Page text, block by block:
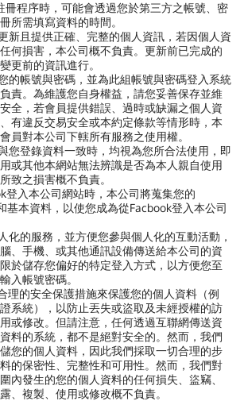
冊程序時，可能會透過您於第三方之帳號、密
所需填寫資料的時間。
新且提供正確、完整的個人資訊，若因個人資
何損害，本公司概不負責。更新前已完成的
更前的資訊進行。
的帳號與密碼，並為此組帳號與密碼登入系統
責。為維護您自身權益，請您妥善保存並維
全，若會員提供錯誤、過時或缺漏之個人資
有違反交易安全或本約定條款等情形時，本
員對本公司下轄所有服務之使用權。
您登錄資料一致時，均視為您所合法使用，即
或其他本網站無法辨識是否為本人親自使用
致之損害概不負責。
登入本公司網站時，本公司將蒐集您的
基本資料，以使您成為從Facbook登入本公司
化的服務，並方便您參與個人化的互動活動，
、手機、或其他通訊設備傳送給本公司的資
於儲存您偏好的特定登入方式，以方便您至
入帳號密碼。
理的安全保護措施來保護您的個人資料（例
系統），以防止丟失或盜取及未經授權的訪
或修改。但請注意，任何透過互聯網傳送資
料的系統，都不是絕對安全的。然而，我們
您的個人資料，因此我們採取一切合理的步
的保密性、完整性和可用性。然而，我們對
內發生的您的個人資料的任何損失、盜竊、
、複製、使用或修改概不負責。